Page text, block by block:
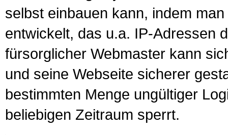
selbst einbauen kann, indem
entwickelt, das u.a. IP-Adressen
fürsorglicher Webmaster kann
und seine Webseite sicherer
bestimmten Menge ungültiger
beliebigen Zeitraum sperrt.